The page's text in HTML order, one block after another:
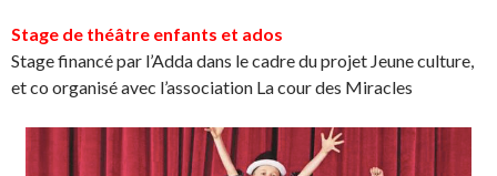
Stage de théâtre enfants et ados
Stage financé par l’Adda dans le cadre du projet Jeune culture,
et co organisé avec l’association La cour des Miracles